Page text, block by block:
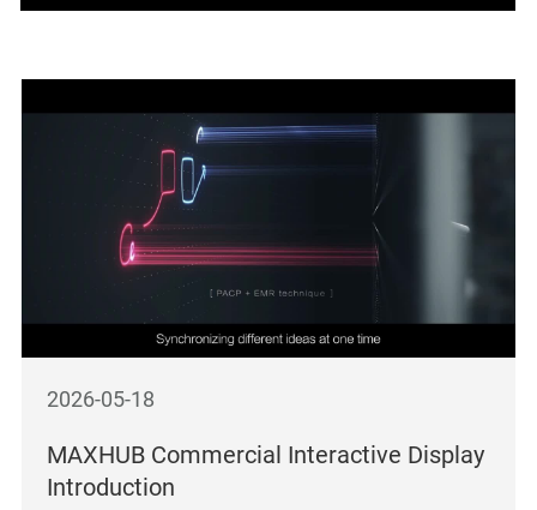
2026-05-18
MAXHUB Commercial Interactive Display
Introduction